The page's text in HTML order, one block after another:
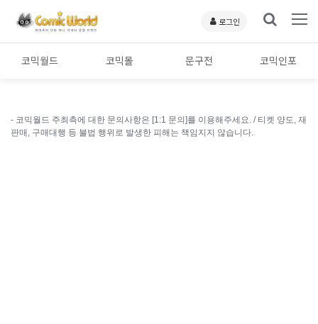
로그인
코믹월드 코믹몰 문구전 코믹인포
- 코믹월드 주최측에 대한 문의사항은 [1:1 문의]를 이용해주세요. / 티켓 양도, 재
판매, 구매대행 등 불법 행위로 발생한 피해는 책임지지 않습니다.